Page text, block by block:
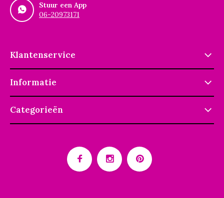
Stuur een App
06-20973171
Klantenservice
Informatie
Categorieën